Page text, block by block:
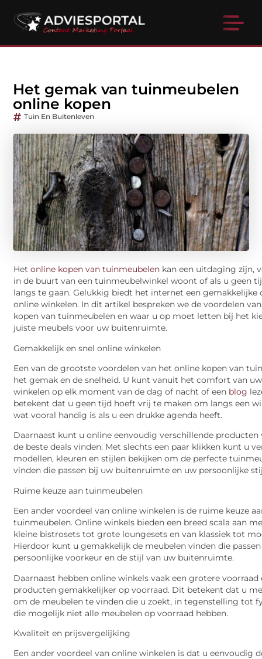
Het gemak van tuinmeubelen
online kopen
Tuin En Buitenleven
Hetonline kopen van tuinmeubelen kan een uitdaging zijn,
in de buurt van een tuinmeubelwinkel woont of als u geen
langs te gaan. Gelukkig biedt het internet een gemakkelijke
online winkelen. In dit artikel bespreken we de voordelen
kopen van tuinmeubelen en waar u op moet letten bij het
juiste meubels voor uw buitenruimte.
Gemakkelijk en snel online winkelen
Een van de grootste voordelen van het online kopen van
het gemak en de snelheid. U kunt vanuit het comfort van
winkelen op elk moment van de dag of nacht of een blog
betekent dat u geen tijd hoeft vrij te maken om langs een
wat vooral handig is als u een drukke agenda heeft.
Daarnaast kunt u online eenvoudig verschillende producten
de beste deals vinden. Met slechts een paar klikken kunt u
modellen, kleuren en stijlen bekijken om de perfecte
vinden die passen bij uw buitenruimte en uw persoonlijke
Ruime keuze aan tuinmeubelen
Een ander voordeel van online winkelen is de ruime keuze
tuinmeubelen. Online winkels bieden een breed scala aan
kleine bistrosets tot grote loungesets en van klassiek tot
Hierdoor kunt u gemakkelijk de meubelen vinden die
persoonlijke voorkeur en de stijl van uw buitenruimte.
Daarnaast hebben online winkels vaak een grotere voorraad
producten gemakkelijker op voorraad. Dit betekent dat u
om de meubelen te vinden die u zoekt, in tegenstelling tot
die mogelijk niet alle meubelen op voorraad hebben.
Kwaliteit en prijsvergelijking
Een ander voordeel van online winkelen is dat u eenvoudig